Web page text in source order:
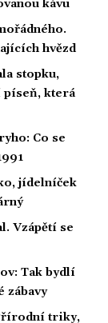
kávu
hvězd
stopku,
píseň, která
Co se
jídelníček
Vzápětí se
Tak bydlí
zábavy
triky,